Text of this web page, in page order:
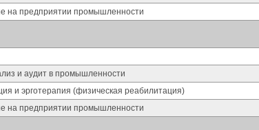
на предприятии промышленности
и аудит в промышленности
и эрготерапия (физическая реабилитация)
на предприятии промышленности